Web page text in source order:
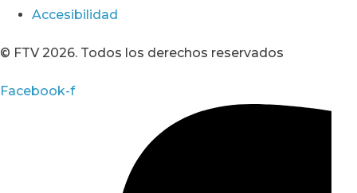
Accesibilidad
© FTV 2026. Todos los derechos reservados
Facebook-f